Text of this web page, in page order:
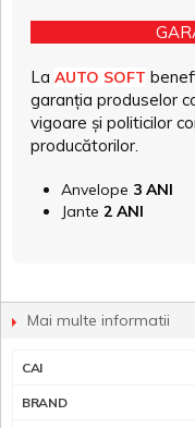
La AUTO SOFT
garanția produselor
vigoare și politicilor
producătorilor.
Anvelope 3 ANI
Jante 2 ANI
Mai multe informatii
CAI
BRAND